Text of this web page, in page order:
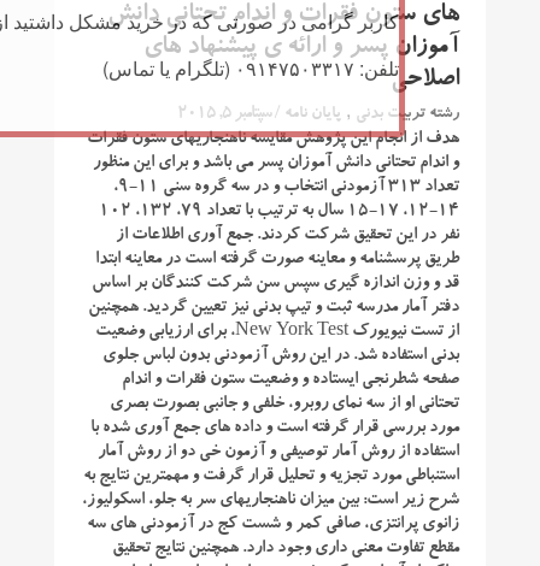
های ستون فقرات و اندام تحتانی دانش
آموزان پسر و ارائه ی پیشنهاد های
اصلاحی
رشته تربیت بدنی , پایان نامه / سپتامبر 5, 2015
هدف از انجام این پژوهش مقایسه ناهنجاریهای ستون فقرات
و اندام تحتانی دانش آموزان پسر می باشد و برای این منظور
تعداد ۳۱۳ آزمودنی انتخاب و در سه گروه سنی ۱۱-۹،
۱۴-۱۲، ۱۷-۱۵ سال به ترتیب با تعداد ۷۹، ۱۳۲، ۱۰۲
نفر در این تحقیق شرکت کردند. جمع آوری اطلاعات از
طریق پرسشنامه و معاینه صورت گرفته است در معاینه ابتدا
قد و وزن اندازه گیری سپس سن شرکت کنندگان بر اساس
دفتر آمار مدرسه ثبت و تیپ بدنی نیز تعیین گردید. همچنین
از تست نیویورک New York Test، برای ارزیابی وضعیت
بدنی استفاده شد. در این روش آزمودنی بدون لباس جلوی
صفحه شطرنجی ایستاده و وضعیت ستون فقرات و اندام
تحتانی او از سه نمای روبرو، خلفی و جانبی بصورت بصری
مورد بررسی قرار گرفته است و داده های جمع آوری شده با
استفاده از روش آمار توصیفی و آزمون خی دو از روش آمار
استنباطی مورد تجزیه و تحلیل قرار گرفت و مهمترین نتایج به
شرح زیر است: بین میزان ناهنجاریهای سر به جلو، اسکولیوز،
زانوی پرانتزی، صافی کمر و شست کج در آزمودنی های سه
مقطع تفاوت معنی داری وجود دارد. همچنین نتایج تحقیق
کاربر گرامی در صورتی که در خرید مشکل داشتید
تلفن: ۰۹۱۴۷۵۰۳۳۱۷ (تلگرام یا تماس)